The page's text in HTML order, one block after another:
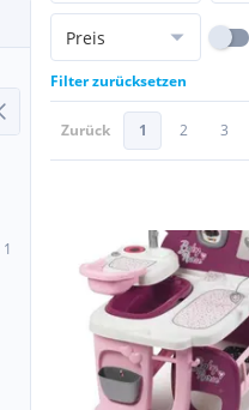
1
Preis
Filter zurücksetzen
Zurück 1 2 3